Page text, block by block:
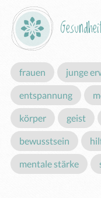
frauen junge
entspannung
körper geist
bewusstsein
mentale stärke